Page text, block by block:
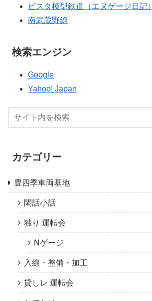
ビスタ模型鉄道（エヌゲージ日記）
南武蔵野線
検索エンジン
Google
Yahoo! Japan
カテゴリー
豊四季車両基地
閑話小話
独り 運転会
Nゲージ
入線・整備・加工
貸しレ 運転会